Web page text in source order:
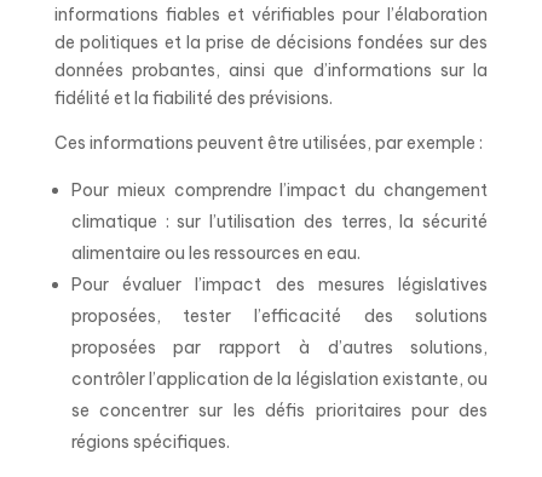
informations fiables et vérifiables pour l’élaboration
de politiques et la prise de décisions fondées sur des
données probantes, ainsi que d’informations sur la
fidélité et la fiabilité des prévisions.
Ces informations peuvent être utilisées, par exemple :
Pour mieux comprendre l’impact du changement
climatique : sur l’utilisation des terres, la sécurité
alimentaire ou les ressources en eau.
Pour évaluer l’impact des mesures législatives
proposées, tester l’efficacité des solutions
proposées par rapport à d’autres solutions,
contrôler l’application de la législation existante, ou
se concentrer sur les défis prioritaires pour des
régions spécifiques.